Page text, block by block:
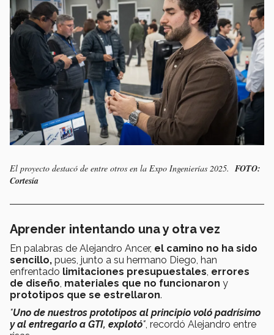
El proyecto destacó de entre otros en la Expo Ingenierías 2025. FOTO:
Cortesía
Aprender intentando una y otra vez
En palabras de Alejandro Ancer, el camino no ha sido
sencillo, pues, junto a su hermano Diego, han
enfrentado limitaciones presupuestales errores
de diseño materiales que no funcionaron y
prototipos que se estrellaron.
"Uno de nuestros prototipos al principio voló padrísimo
y al entregarlo a GTI, explotó" , recordó Alejandro entre